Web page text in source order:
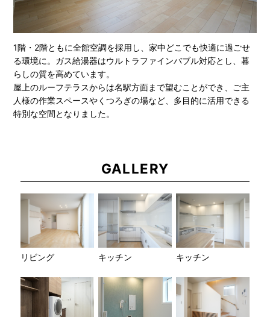
1階・2階ともに全館空調を採用し、家中どこでも快適に過ごせ
る環境に。ガス給湯器はウルトラファインバブル対応とし、暮
らしの質を高めています。
屋上のルーフテラスからは名駅方面まで望むことができ、ご主
人様の作業スペースやくつろぎの場など、多目的に活用できる
特別な空間となりました。
GALLERY
リビング キッチン キッチン